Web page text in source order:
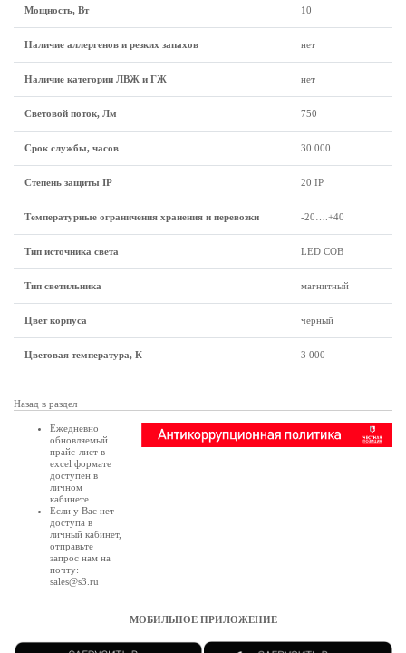
Мощность, Вт 10
Наличие аллергенов и резких запахов нет
Наличие категории ЛВЖ и ГЖ нет
Световой поток, Лм 750
Срок службы, часов 30 000
Степень защиты IP 20 IP
Температурные ограничения хранения и перевозки -20….+40
Тип источника света LED COB
Тип светильника магнитный
Цвет корпуса черный
Цветовая температура, К 3 000
Назад в раздел
Ежедневно
обновляемый
прайс-лист в
excel формате
доступен в
личном
кабинете
Если у Вас нет
доступа в
личный кабинет,
отправьте
запрос нам на
почту:
sales@s3.ru
МОБИЛЬНОЕ ПРИЛОЖЕНИЕ